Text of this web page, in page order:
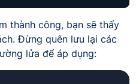
thành công, bạn sẽ thấy
Đừng quên lưu lại các
lửa để áp dụng: